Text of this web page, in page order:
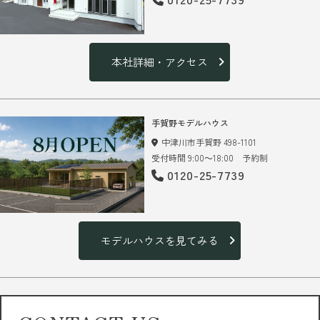
本社詳細・アクセス
手賀野モデルハウス
中津川市手賀野 498-1101
受付時間 9:00～18:00 予約制
0120-25-7739
モデルハウスを見てみる